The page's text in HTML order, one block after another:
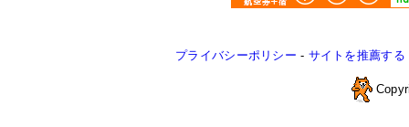
プライバシーポリシー - サイトを推薦する